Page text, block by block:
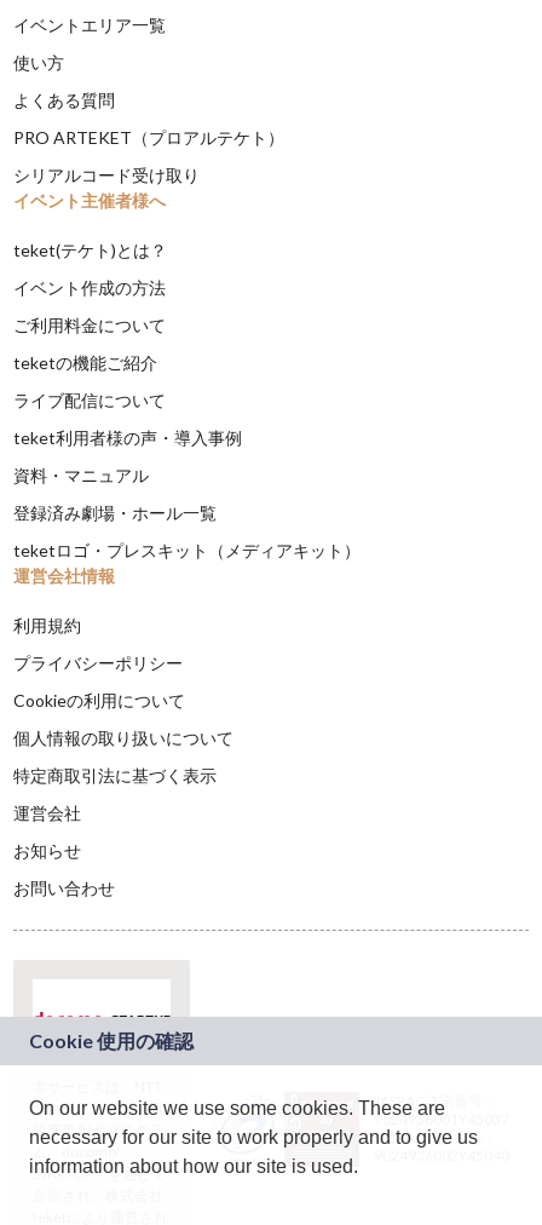
イベントエリア一覧
使い方
よくある質問
PRO ARTEKET（プロアルテケト）
シリアルコード受け取り
イベント主催者様へ
teket(テケト)とは？
イベント作成の方法
ご利用料金について
teketの機能ご紹介
ライブ配信について
teket利用者様の声・導入事例
資料・マニュアル
登録済み劇場・ホール一覧
teketロゴ・プレスキット（メディアキット）
運営会社情報
利用規約
プライバシーポリシー
Cookieの利用について
個人情報の取り扱いについて
特定商取引法に基づく表示
運営会社
お知らせ
お問い合わせ
ドコモグループの新
規事業創出プログラ
ム「docomo
STARTUP」を通じて
JASRAC許諾番号：
9024936001Y45037
JASRAC許諾番号：
On our website we use some cookies. These are
necessary for our site to work properly and to give us
information about how our site is used.